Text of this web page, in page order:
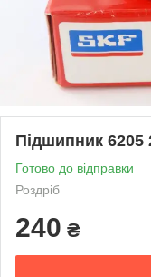
Підшипник 6205
Готово до відправки
Роздріб
240 ₴